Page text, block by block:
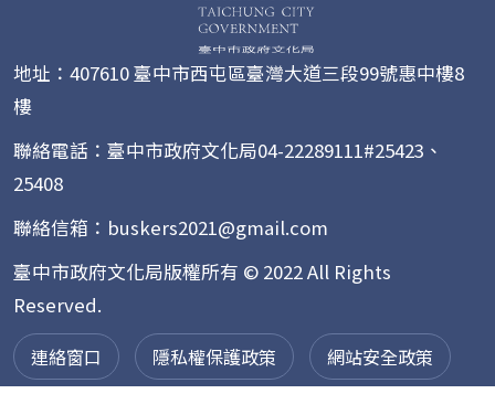
地址：407610 臺中市西屯區臺灣大道三段99號惠中樓8
樓
聯絡電話：臺中市政府文化局04-22289111#25423、
25408
聯絡信箱：buskers2021@gmail.com
臺中市政府文化局版權所有 © 2022 All Rights
Reserved.
連絡窗口
隱私權保護政策
網站安全政策